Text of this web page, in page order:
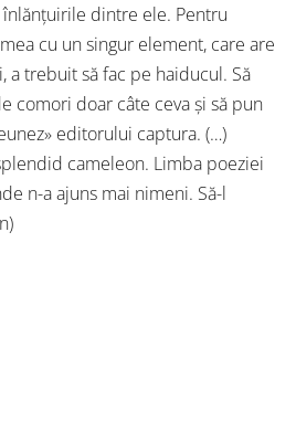
dintre ele. Pentru
cu un singur element, care are
a trebuit să fac pe haiducul. Să
comori doar câte ceva și să pun
editorului captura. (…)
cameleon. Limba poeziei
n-a ajuns mai nimeni. Să-l